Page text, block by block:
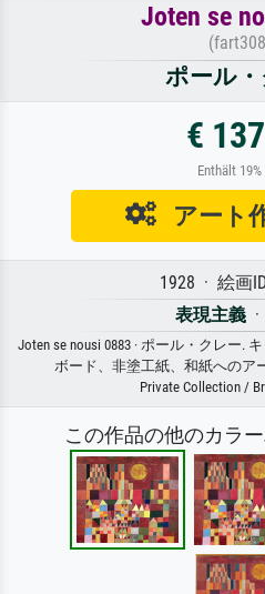
Joten se
ポール
€
Enthält
アート
1928 · 絵画
表現主義 ·
Joten se nousi 0883 · ポール・クレー.
ボード、非塗工紙、和紙へのア
Private Collection /
この作品の他のカラ